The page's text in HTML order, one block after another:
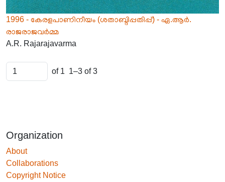
1996 - കേരളപാണിനീയം (ശതാബ്ദിപ്പതിപ്പ്) - ഏ.ആർ.
രാജരാജവർമ്മ
A.R. Rajarajavarma
of 1 1–3 of 3
Organization
About
Collaborations
Copyright Notice